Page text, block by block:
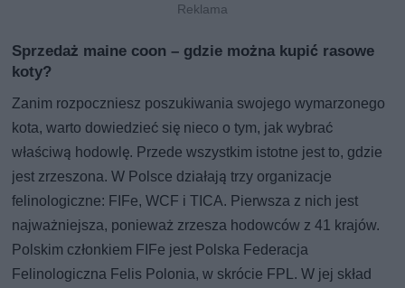
Sprzedaż maine coon – gdzie można kupić rasowe
koty?
Zanim rozpoczniesz poszukiwania swojego wymarzonego
kota, warto dowiedzieć się nieco o tym, jak wybrać
właściwą hodowlę. Przede wszystkim istotne jest to, gdzie
jest zrzeszona. W Polsce działają trzy organizacje
felinologiczne: FIFe, WCF i TICA. Pierwsza z nich jest
najważniejsza, ponieważ zrzesza hodowców z 41 krajów.
Polskim członkiem FIFe jest Polska Federacja
Felinologiczna Felis Polonia, w skrócie FPL. W jej skład